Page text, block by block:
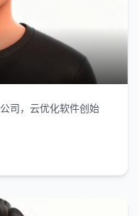
司，云优化软件创始